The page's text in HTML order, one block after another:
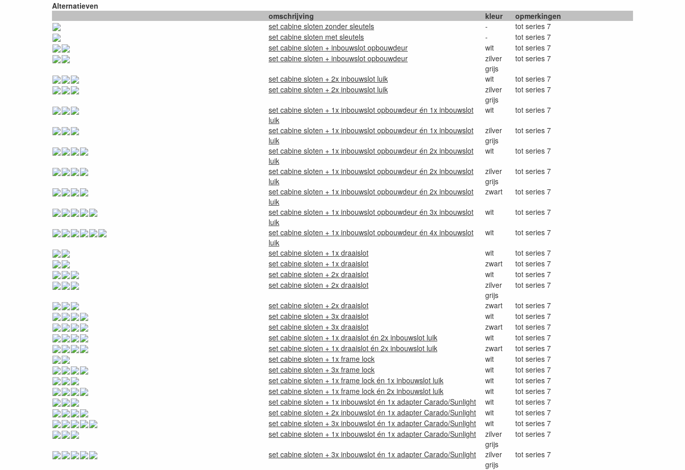
Alternatieven
omschrijving
kleur
opmerkingen
set cabine sloten zonder sleutels
-
tot series 7
set cabine sloten met sleutels
-
tot series 7
set cabine sloten + inbouwslot opbouwdeur
wit
tot series 7
set cabine sloten + inbouwslot opbouwdeur
zilver
grijs
tot series 7
set cabine sloten + 2x inbouwslot luik
wit
tot series 7
set cabine sloten + 2x inbouwslot luik
zilver
grijs
tot series 7
set cabine sloten + 1x inbouwslot opbouwdeur én 1x inbouwslot
luik
wit
tot series 7
set cabine sloten + 1x inbouwslot opbouwdeur én 1x inbouwslot
luik
zilver
grijs
tot series 7
set cabine sloten + 1x inbouwslot opbouwdeur én 2x inbouwslot
luik
wit
tot series 7
set cabine sloten + 1x inbouwslot opbouwdeur én 2x inbouwslot
luik
zilver
grijs
tot series 7
set cabine sloten + 1x inbouwslot opbouwdeur én 2x inbouwslot
luik
zwart
tot series 7
set cabine sloten + 1x inbouwslot opbouwdeur én 3x inbouwslot
luik
wit
tot series 7
set cabine sloten + 1x inbouwslot opbouwdeur én 4x inbouwslot
luik
wit
tot series 7
set cabine sloten + 1x draaislot
wit
tot series 7
set cabine sloten + 1x draaislot
zwart
tot series 7
set cabine sloten + 2x draaislot
wit
tot series 7
set cabine sloten + 2x draaislot
zilver
grijs
tot series 7
set cabine sloten + 2x draaislot
zwart
tot series 7
set cabine sloten + 3x draaislot
wit
tot series 7
set cabine sloten + 3x draaislot
zwart
tot series 7
set cabine sloten + 1x draaislot én 2x inbouwslot luik
wit
tot series 7
set cabine sloten + 1x draaislot én 2x inbouwslot luik
zwart
tot series 7
set cabine sloten + 1x frame lock
wit
tot series 7
set cabine sloten + 3x frame lock
wit
tot series 7
set cabine sloten + 1x frame lock én 1x inbouwslot luik
wit
tot series 7
set cabine sloten + 1x frame lock én 2x inbouwslot luik
wit
tot series 7
set cabine sloten + 1x inbouwslot én 1x adapter Carado/Sunlight
wit
tot series 7
set cabine sloten + 2x inbouwslot én 1x adapter Carado/Sunlight
wit
tot series 7
set cabine sloten + 3x inbouwslot én 1x adapter Carado/Sunlight
wit
tot series 7
set cabine sloten + 1x inbouwslot én 1x adapter Carado/Sunlight
zilver
grijs
tot series 7
set cabine sloten + 3x inbouwslot én 1x adapter Carado/Sunlight
zilver
grijs
tot series 7